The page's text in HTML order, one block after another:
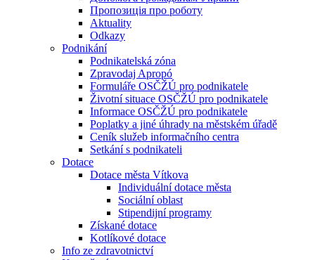
Пропозиція про роботу
Aktuality
Odkazy
Podnikání
Podnikatelská zóna
Zpravodaj Apropó
Formuláře OSČŽÚ pro podnikatele
Životní situace OSČŽÚ pro podnikatele
Informace OSČŽÚ pro podnikatele
Poplatky a jiné úhrady na městském úřadě
Ceník služeb informačního centra
Setkání s podnikateli
Dotace
Dotace města Vítkova
Individuální dotace města
Sociální oblast
Stipendijní programy
Získané dotace
Kotlíkové dotace
Info ze zdravotnictví